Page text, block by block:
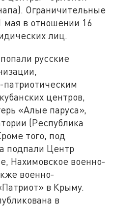
Ограничительные
в отношении 16
лиц.
русские
центров,
«Алые паруса»,
(Республика
того, под
подпали Центр
Нахимовское военно-
военно-
в Крыму.
в